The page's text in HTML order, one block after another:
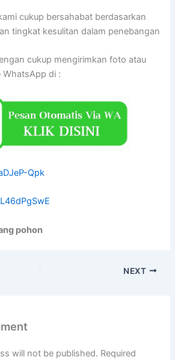
cukup bersahabat berdasarkan
tingkat kesulitan dalam penebangan
cukup mengirimkan foto atau
WhatsApp di :
Qpk
pohon
NEXT
will not be published. Required